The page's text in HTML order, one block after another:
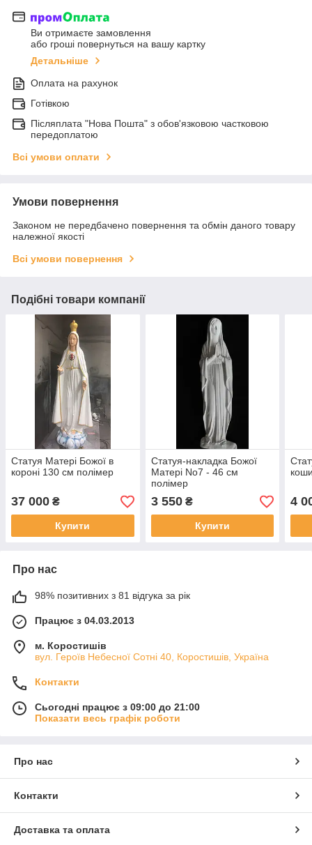
Ви отримаєте замовлення
або гроші повернуться на вашу картку
Детальніше
Оплата на рахунок
Готівкою
Післяплата "Нова Пошта" з обов'язковою частковою
передоплатою
Всі умови оплати
Умови повернення
Законом не передбачено повернення та обмін даного товару
належної якості
Всі умови повернення
Подібні товари компанії
Статуя Матері Божої в
короні 130 см полімер
37 000 ₴
Купити
Статуя-накладка Божої
Матері No7 - 46 см
полімер
3 550₴
Купити
4
Про нас
98% позитивних з 81 відгука за рік
Працює з 04.03.2013
м. Коростишів
вул. Героїв Небесної Сотні 40, Коростишів, Україна
Контакти
Сьогодні працює з 09:00 до 21:00
Показати весь графік роботи
Про нас
Контакти
Доставка та оплата